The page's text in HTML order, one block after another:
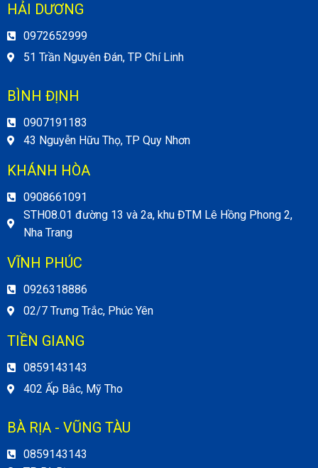
HẢI DƯƠNG
0972652999
51 Trần Nguyên Đán, TP Chí Linh
BÌNH ĐỊNH
0907191183
43 Nguyễn Hữu Thọ, TP Quy Nhơn
KHÁNH HÒA
0908661091
STH08.01 đường 13 và 2a, khu ĐTM Lê Hồng Phong 2,
Nha Trang
VĨNH PHÚC
0926318886
02/7 Trưng Trắc, Phúc Yên
TIỀN GIANG
0859143143
402 Ấp Bắc, Mỹ Tho
BÀ RỊA - VŨNG TÀU
0859143143